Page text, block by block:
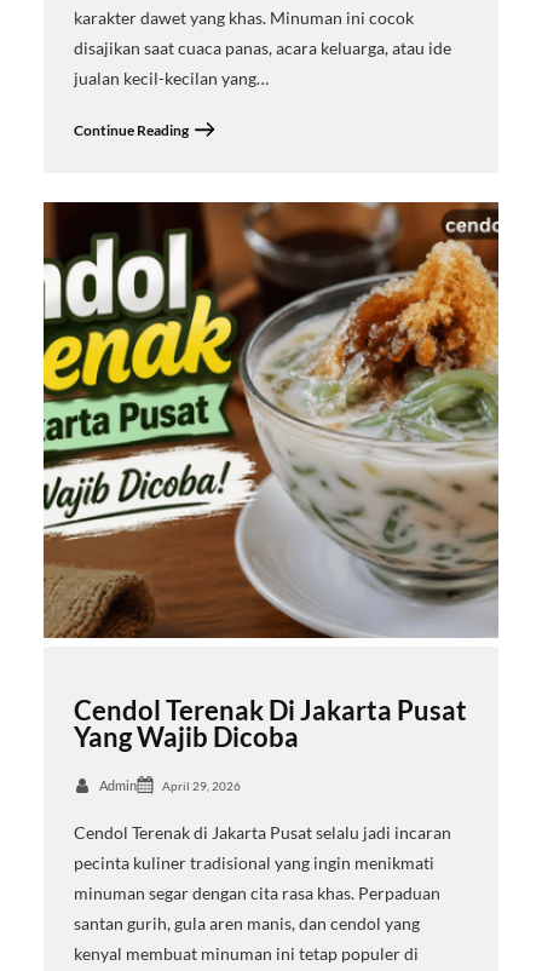
karakter dawet yang khas. Minuman ini cocok
disajikan saat cuaca panas, acara keluarga, atau ide
jualan kecil-kecilan yang…
Continue Reading
Cendol Terenak Di Jakarta Pusat
Yang Wajib Dicoba
Admin April 29, 2026
Cendol Terenak di Jakarta Pusat selalu jadi incaran
pecinta kuliner tradisional yang ingin menikmati
minuman segar dengan cita rasa khas. Perpaduan
santan gurih, gula aren manis, dan cendol yang
kenyal membuat minuman ini tetap populer di